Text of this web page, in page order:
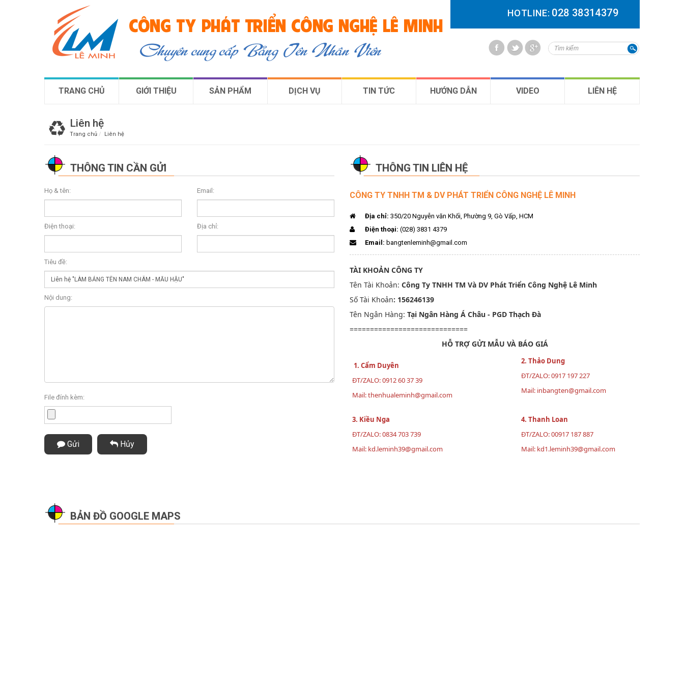
CÔNG TY PHÁT TRIỂN CÔNG NGHỆ LÊ MINH
Chuyên cung cấp Bảng Tên Nhân Viên
HOTLINE: 028 38314379
TRANG CHỦ GIỚI THIỆU SẢN PHẨM DỊCH VỤ TIN TỨC HƯỚNG DẪN VIDEO LIÊN HỆ
Liên hệ
Trang chủ Liên hệ
THÔNG TIN LIÊN HỆ
CÔNG TY TNHH TM & DV PHÁT TRIỂN CÔNG NGHỆ LÊ MINH
Địa chỉ: 350/20 Nguyễn văn Khối, Phường 9, Gò Vấp, HCM
Điện thoại: (028) 3831 4379
Email: bangtenleminh@gmail.com
TÀI KHOẢN CÔNG TY
Tên Tài Khoản: Công Ty TNHH TM Và DV Phát Triển Công Nghệ Lê Minh
Số Tài Khoản: 156246139
Tên Ngân Hàng: Tại Ngân Hàng Á Châu - PGD Thạch Đà
=============================
HỖ TRỢ GỬI MẪU VÀ BÁO GIÁ
1. Cẩm Duyên
ĐT/ZALO: 0912 60 37 39
Mail: thenhualeminh@gmail.com
2. Thảo Dung
ĐT/ZALO: 0917 197 227
Mail: inbangten@gmail.com
3. Kiều Nga
ĐT/ZALO: 0834 703 739
Mail: kd.leminh39@gmail.com
4. Thanh Loan
ĐT/ZALO: 00917 187 887
Mail: kd1.leminh39@gmail.com
THÔNG TIN CẦN GỬI
Họ & tên: Email:
Điện thoại: Địa chỉ:
Tiêu đề:
Nội dung:
File đính kèm:
Gửi Hủy
BẢN ĐỒ GOOGLE MAPS